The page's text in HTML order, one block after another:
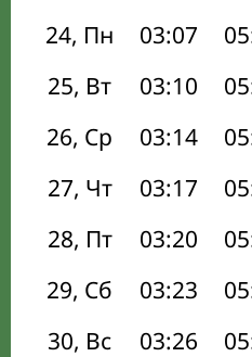
24, Пн
03:07
25, Вт
03:10
26, Ср
03:14
27, Чт
03:17
28, Пт
03:20
29, Сб
03:23
30, Вс
03:26